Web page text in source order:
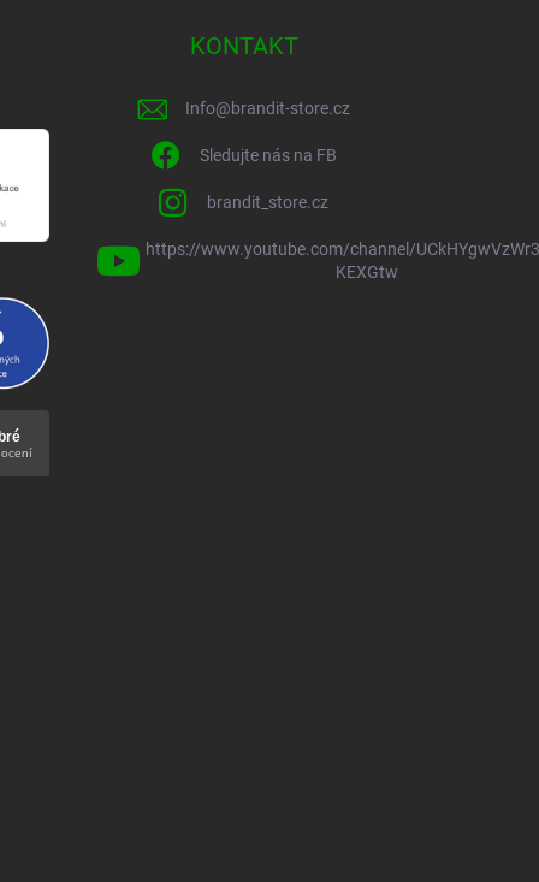
KONTAKT
Info@brandit-store.cz
Sledujte nás na FB
brandit_store.cz
https://www.youtube.com/channel/
KEXGtw